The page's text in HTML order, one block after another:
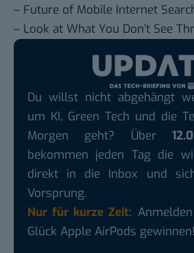
– Future of Mobile Internet
– Look at What You Don’t See
Du willst nicht abgehängt
um KI, Green Tech und die
Morgen geht? Über
bekommen jeden Tag die
direkt in die Inbox und
Vorsprung.
Nur für kurze Zeit:
Glück Apple AirPods gewinnen!